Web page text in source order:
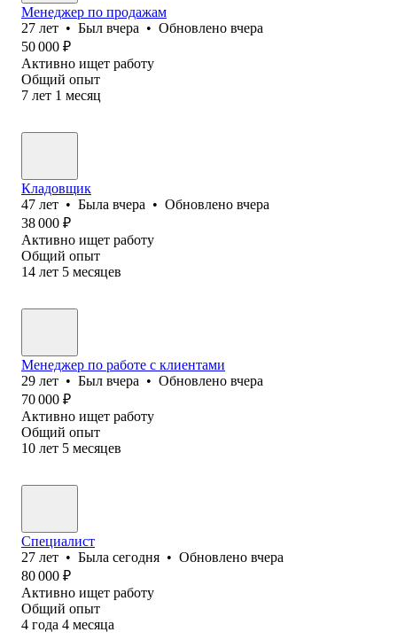
Менеджер по продажам
27 лет • Был вчера • Обновлено вчера
50 000 ₽
Активно ищет работу
Общий опыт
7 лет 1 месяц
Кладовщик
47 лет • Была вчера • Обновлено вчера
38 000 ₽
Активно ищет работу
Общий опыт
14 лет 5 месяцев
Менеджер по работе с клиентами
29 лет • Был вчера • Обновлено вчера
70 000 ₽
Активно ищет работу
Общий опыт
10 лет 5 месяцев
Специалист
27 лет • Была сегодня • Обновлено вчера
80 000 ₽
Активно ищет работу
Общий опыт
4 года 4 месяца